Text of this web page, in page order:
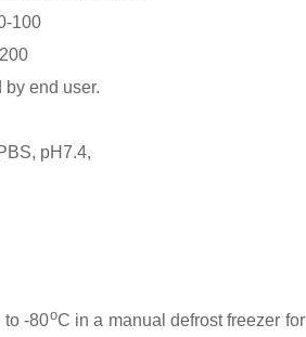
100
end user.
pH7.4,
to -80oC in a manual defrost freezer